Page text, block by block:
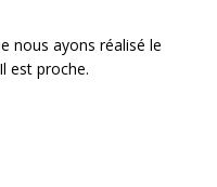
nous ayons réalisé le
est proche.